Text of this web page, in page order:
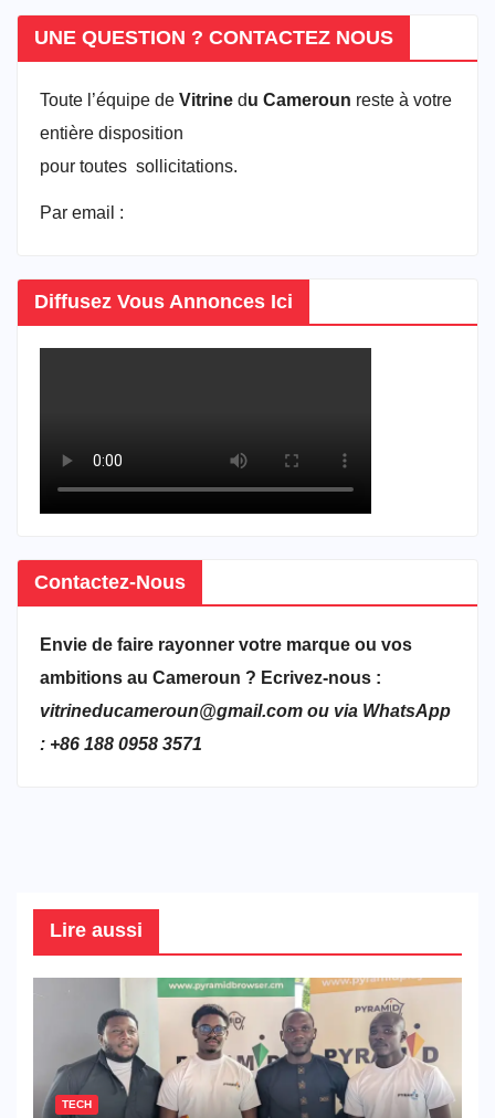
UNE QUESTION ? CONTACTEZ NOUS
Toute l’équipe de Vitrine du Cameroun reste à votre
entière disposition
pour toutes sollicitations.
Par email :
Diffusez Vous Annonces Ici
Contactez-Nous
Envie de faire rayonner votre marque ou vos
ambitions au Cameroun ? Ecrivez-nous :
vitrineducameroun@gmail.com ou via WhatsApp
: +86 188 0958 3571
Lire aussi
TECH